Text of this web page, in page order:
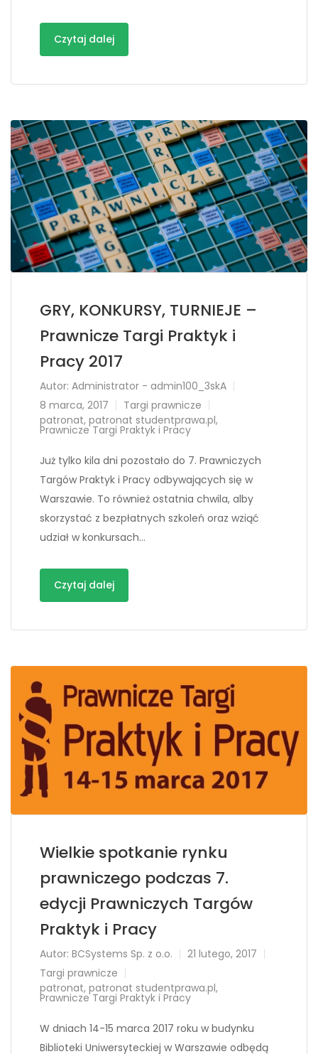
Czytaj dalej
GRY, KONKURSY, TURNIEJE –
Prawnicze Targi Praktyk i
Pracy 2017
Autor: Administrator - admin100_3skA
8 marca, 2017
Targi prawnicze
patronat, patronat studentprawa.pl,
Prawnicze Targi Praktyk i Pracy
Już tylko kila dni pozostało do 7. Prawniczych
Targów Praktyk i Pracy odbywających się w
Warszawie. To również ostatnia chwila, alby
skorzystać z bezpłatnych szkoleń oraz wziąć
udział w konkursach…
Czytaj dalej
Wielkie spotkanie rynku
prawniczego podczas 7.
edycji Prawniczych Targów
Praktyk i Pracy
Autor: BCSystems Sp. z o.o.
21 lutego, 2017
Targi prawnicze
patronat, patronat studentprawa.pl,
Prawnicze Targi Praktyk i Pracy
W dniach 14-15 marca 2017 roku w budynku
Biblioteki Uniwersyteckiej w Warszawie odbędą